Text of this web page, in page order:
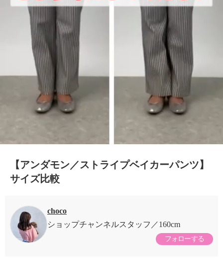
【アンダモン／ストライプベイカーパンツ】
サイズ比較
choco
ショップチャンネルスタッフ
160cm
フォローする